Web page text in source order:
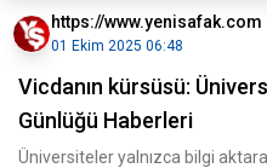
https://www.yenisafak.com
01 Ekim 2025 06:48
Vicdanın kürsüsü:
Günlüğü Haberleri
Üniversiteler yalnızca bilgi